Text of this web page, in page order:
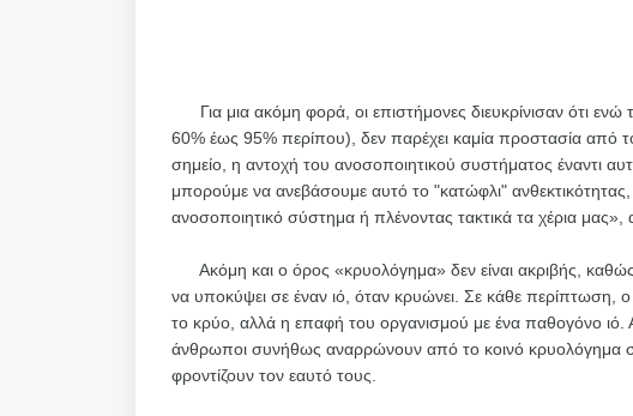
Για μια ακόμη φορά, οι επιστήμονες διευκρίνισαν ότι
60% έως 95% περίπου), δεν παρέχει καμία προστασία από
σημείο, η αντοχή του ανοσοποιητικού συστήματος έναντι
μπορούμε να ανεβάσουμε αυτό το "κατώφλι"
ανοσοποιητικό σύστημα ή πλένοντας τακτικά τα χέρια μας»,
Ακόμη και ο όρος «κρυολόγημα» δεν είναι ακριβής, καθώς
να υποκύψει σε έναν ιό, όταν κρυώνει. Σε κάθε περίπτωση,
το κρύο, αλλά η επαφή του οργανισμού με ένα παθογόνο ιό.
άνθρωποι συνήθως αναρρώνουν από το κοινό κρυολόγημα
φροντίζουν τον εαυτό τους.